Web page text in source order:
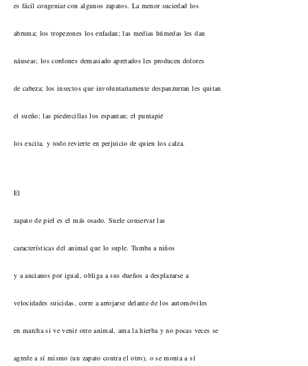
es fácil congeniar con algunos zapatos. La menor suciedad los
abruma; los tropezones los enfadan; las medias húmedas les dan
náuseas; los cordones demasiado apretados les producen dolores
de cabeza; los insectos que involuntariamente despanzurran les quitan
el sueño; las piedrecillas los espantan; el puntapié
los excita, y todo revierte en perjuicio de quien los calza.
El
zapato de piel es el más osado. Suele conservar las
características del animal que lo suple. Tumba a niños
y a ancianos por igual, obliga a sus dueños a desplazarse a
velocidades suicidas, corre a arrojarse delante de los automóviles
en marcha si ve venir otro animal, ama la hierba y no pocas veces se
agrede a sí mismo (un zapato contra el otro), o se monta a sí